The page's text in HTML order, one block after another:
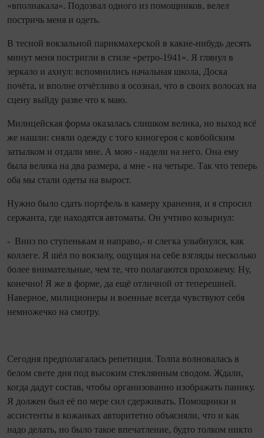
«вполнакала». Подозвал одного из помощников, велел
постричь меня и одеть.
В тесной вокзальной парикмахерской в какие‑нибудь десять
минут меня постригли в стиле «ретро‑1941». Я глянул в
зеркало и ахнул: вспо­мнились начальная школа, Доска
почёта, и вполне отчётливо я осо­знал, что в своих волосах на
сцену выйду разве что к маю.
Милицейская форма оказалась слишком велика, но выход всё
же нашли: сняли одежду с того киногероя с ковбойским
затылком и отдали мне. А мою - надели на него. Она ему
была велика на два размера, а мне - на четыре. Так что теперь
оба мы стали одеты на вырост.
Нужно было сдать портфель в камеру хранения, и я спросил
сержанта, где находятся автоматы. Он учтиво козырнул:
- Вниз по ступенькам и направо,- и слегка улыбнулся, как
коллеге. Я шёл по вокзалу, ощущая на себе взгляды несколько
более внимательные, чем те, что полагаются прохожему. Ну,
конечно! Я же в форме, да ещё отличной от теперешней.
Наверное, милиционеры и военные все­гда чувствуют себя
немножечко на смотру.
Се­го­дня предполагалась репетиция. Толпа волновалась в
белом свете дня под высоким стек­лянным сводом. Ждали,
ко­гда дадут состав, чтобы организованно изображать панику.
Я должен был её по мере сил сдерживать. Помощники и
ассистенты в кожанках авторитетно объясняли, что и как
надо делать, но было такое впечатление, будто толком никто